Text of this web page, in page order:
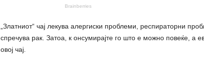
„Златниот“ чај лекува алергиски проблеми, респираторни
спречува рак. Затоа, к онсумирајте го што е можно повеќе, а
овој чај.